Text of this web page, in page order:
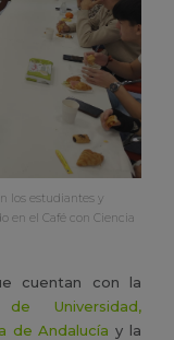
los estudiantes y
en el Café con Ciencia
cuentan con la
de Universidad,
de Andalucía y la